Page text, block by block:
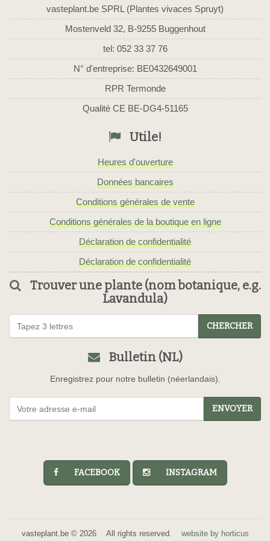
vasteplant.be SPRL (Plantes vivaces Spruyt)
Mostenveld 32, B-9255 Buggenhout
tel: 052 33 37 76
N° d'entreprise: BE0432649001
RPR Termonde
Qualité CE BE-DG4-51165
Utile!
Heures d'ouverture
Données bancaires
Conditions générales de vente
Conditions générales de la boutique en ligne
Déclaration de confidentialité
Déclaration de confidentialité
Trouver une plante (nom botanique, e.g.
Lavandula)
CHERCHER
Bulletin (NL)
Enregistrez pour notre bulletin (néerlandais).
ENVOYER
FACEBOOK INSTAGRAM
vasteplant.be © 2026 All rights reserved. website by horticus